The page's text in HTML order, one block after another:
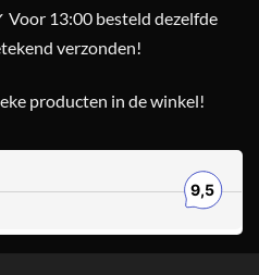
Voor 13:00 besteld dezelfde
verzonden!
producten in de winkel!